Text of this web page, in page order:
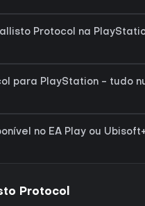
Protocol na
para PlayStation - tudo
no EA Play ou
Protocol